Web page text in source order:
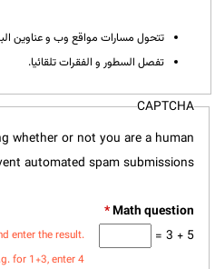
تتحول مسارات مواقع وب و عناوين
تفصل السطور و الفقرات تلقائيا.
CAPTCHA
whether or not you are a human
automated spam submissions.
*
5 + 3 =
enter the result.
for 1+3, enter 4.